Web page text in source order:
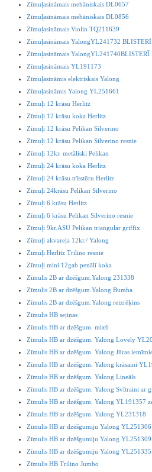
Zīmuļasināmais mehāniskais DL0657
Zīmuļasināmais mehāniskais DL0856
Zīmuļasināmais Violin TQ211639
Zīmuļasināmais YalongYL241732 BLISTERĪ
Zīmuļasināmais YalongYL241740BLISTERĪ
Zīmuļasināmais YL191173
Zīmuļasināmis elektriskais Yalong
Zīmuļasināmis Yalong YL251661
Zīmuļi 12 krāsu Herlitz
Zīmuļi 12 krāsu koka Herlitz
Zīmuļi 12 krāsu Pelikan Silverino
Zīmuļi 12 krāsu Pelikan Silverino resnie
Zīmuļi 12kr. metāliski Pelikan
Zīmuļi 24 krāsu koka Herlitz
Zīmuļi 24 krāsu trīsstūru Herlitz
Zīmuļi 24krāsu Pelikan Silverino
Zīmuļi 6 krāsu Herlitz
Zīmuļi 6 krāsu Pelikan Silverino resnie
Zīmuļi 9kr.ASU Pelikan triangular griffix
Zīmuļi akvareļa 12kr./ Yalong
Zīmuļi Herlitz Trilino resnie
Zīmuļi mini 12gab penālī koka
Zīmulis 2B ar dzēšgum.Yalong 231338
Zīmulis 2B ar dzēšgum.Yalong Bumba
Zīmulis 2B ar dzēšgum.Yalong reizrēķins
Zīmulis HB sejiņas
Zīmulis HB ar dzēšgum. mix6
Zimulis HB ar dzēšgum. Yalong Lovely
Zīmulis HB ar dzēšgum. Yalong Jūras
Zīmulis HB ar dzēšgum. Yalong krāsaini
Zīmulis HB ar dzēšgum. Yalong Lineāls
Zīmulis HB ar dzēšgum. Yalong Svītraini ar
Zīmulis HB ar dzēšgum. Yalong YL191357
Zīmulis HB ar dzēšgum. Yalong YL231318
Zīmulis HB ar dzēšgumiju Yalong
Zīmulis HB ar dzēšgumiju Yalong
Zīmulis HB ar dzēšgumiju Yalong
Zīmulis HB Trilino Jumbo